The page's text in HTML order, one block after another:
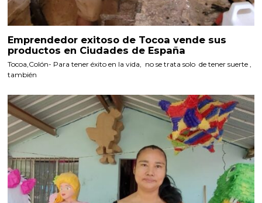
Emprendedor exitoso de Tocoa vende sus
productos en Ciudades de España
Tocoa,Colón- Para tener éxito en la vida, no se trata solo de tener suerte ,
también